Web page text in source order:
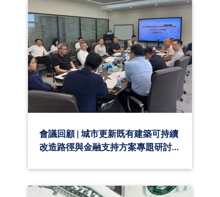
會議回顧 | 城市更新既有建築可持續
改造路徑與金融支持方案專題研討